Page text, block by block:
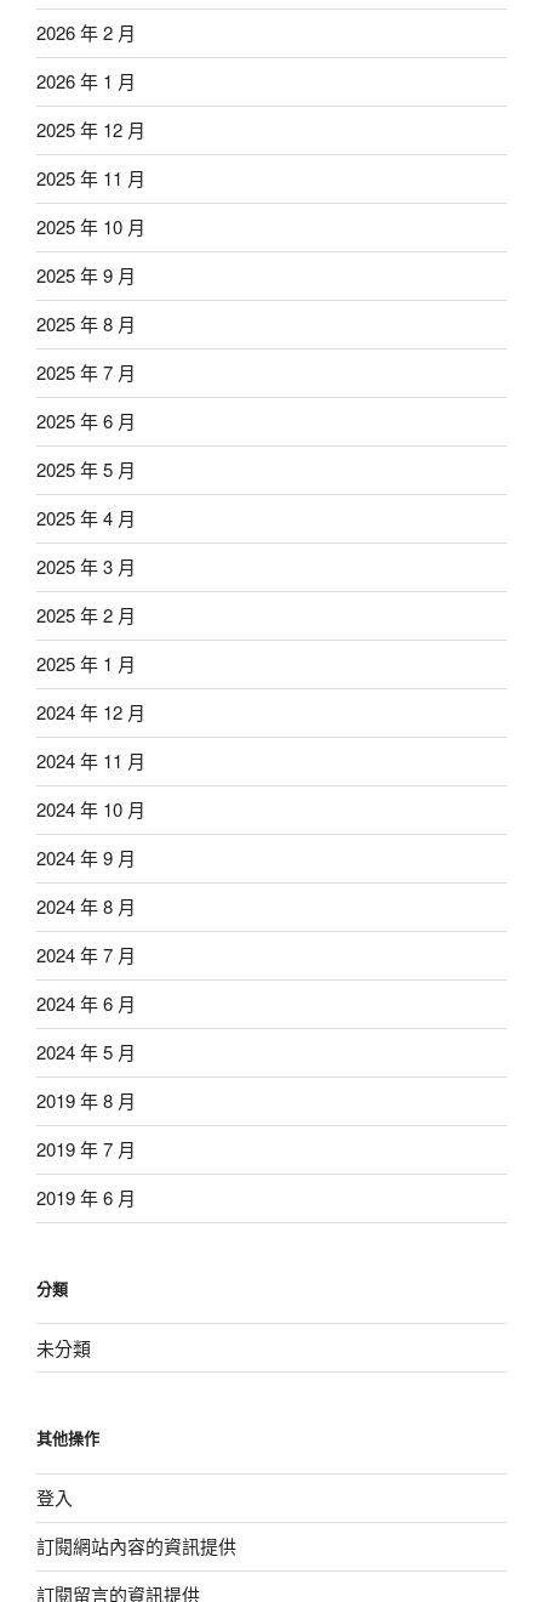
2026 年 2 月
2026 年 1 月
2025 年 12 月
2025 年 11 月
2025 年 10 月
2025 年 9 月
2025 年 8 月
2025 年 7 月
2025 年 6 月
2025 年 5 月
2025 年 4 月
2025 年 3 月
2025 年 2 月
2025 年 1 月
2024 年 12 月
2024 年 11 月
2024 年 10 月
2024 年 9 月
2024 年 8 月
2024 年 7 月
2024 年 6 月
2024 年 5 月
2019 年 8 月
2019 年 7 月
2019 年 6 月
分類
未分類
其他操作
登入
訂閱網站內容的資訊提供
訂閱留言的資訊提供